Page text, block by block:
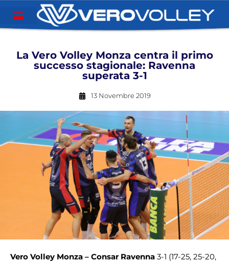
La Vero Volley Monza centra il primo
successo stagionale: Ravenna
superata 3-1
13 Novembre 2019
Vero Volley Monza – Consar Ravenna 3-1 (17-25, 25-20,